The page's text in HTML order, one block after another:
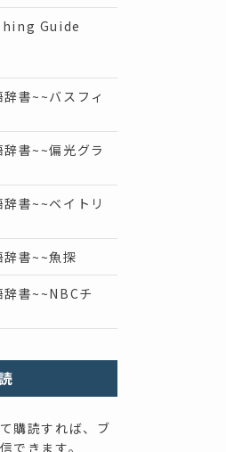
Guide
書~~バスフィ
書~~偏光グラ
書~~ベイトリ
書~~魚探
書~~NBCチ
購読すれば、ブ
できます。